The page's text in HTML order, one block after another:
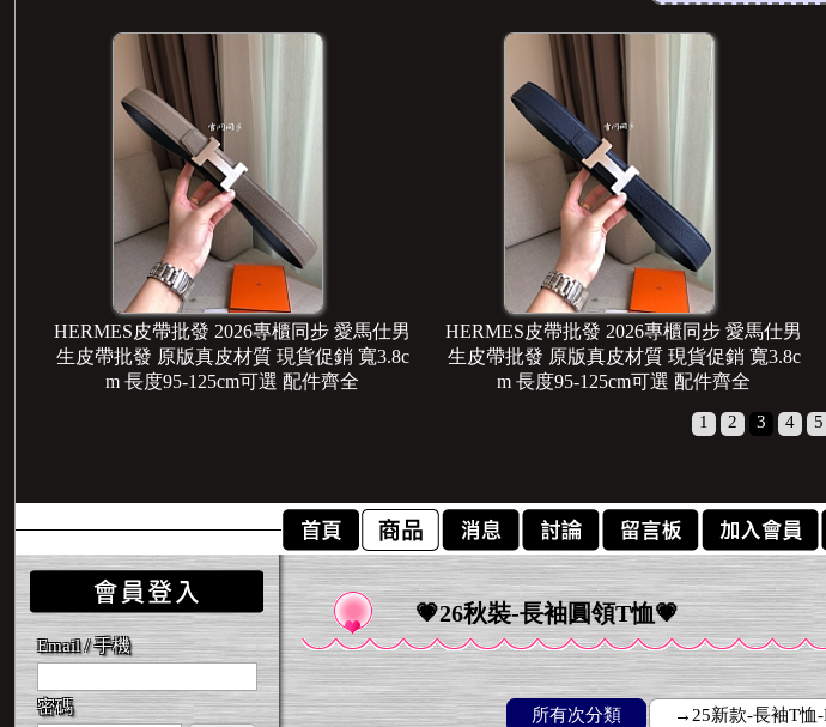
HERMES皮帶批發 2026專櫃同步 愛馬仕男
生皮帶批發 原版真皮材質 現貨促銷 寬3.8c
m 長度95-125cm可選 配件齊全
HERMES皮帶批發 2026專櫃同步 愛馬仕男
生皮帶批發 原版真皮材質 現貨促銷 寬3.8c
m 長度95-125cm可選 配件齊全
1 2 3 4 5
Email / 手機
密碼
💗26秋裝-長袖圓領T恤💗
所有次分類 →25新款-長袖T恤